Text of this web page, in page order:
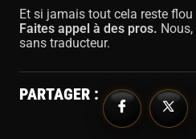
Et si jamais tout cela reste flou
Faites appel à des pros.
sans traducteur.
PARTAGER :